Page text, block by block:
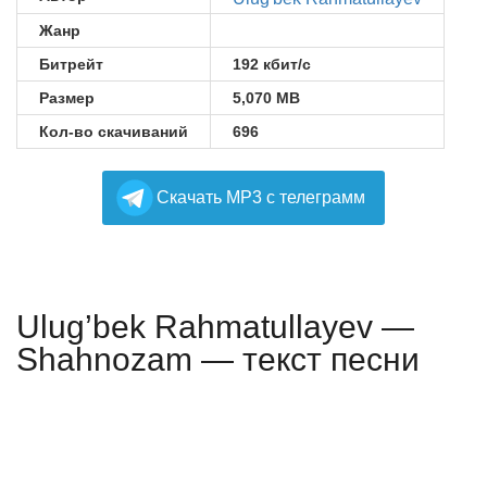
Жанр
Битрейт
192 кбит/с
Размер
5,070 MB
Кол-во скачиваний
696
Cкачать MP3 с телеграмм
Ulug’bek Rahmatullayev —
Shahnozam — текст песни